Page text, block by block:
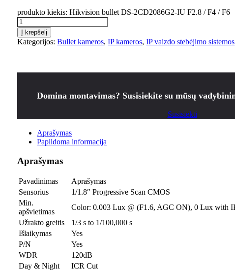
produkto kiekis: Hikvision bullet DS-2CD2086G2-IU F2.8 / F4 / F6
Į krepšelį
Kategorijos:Bullet kameros,IP kameros,IP vaizdo stebėjimo sistemos
Domina montavimas? Susisiekite su mūsų
Susisiekti
Aprašymas
Papildoma informacija
Aprašymas
Pavadinimas
Aprašymas
Sensorius
1/1.8″ Progressive Scan CMOS
Min.
apšvietimas
Color: 0.003 Lux @ (F1.6, AGC ON), 0 Lux with
Užrakto greitis
1/3 s to 1/100,000 s
Išlaikymas
Yes
P/N
Yes
WDR
120dB
Day & Night
ICR Cut